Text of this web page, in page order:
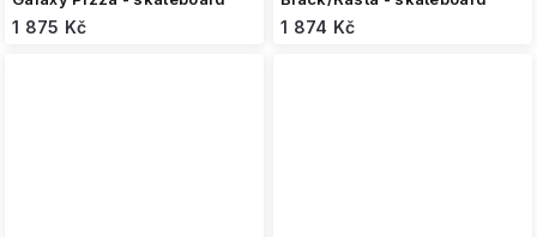
1 875 Kč 1 874 Kč